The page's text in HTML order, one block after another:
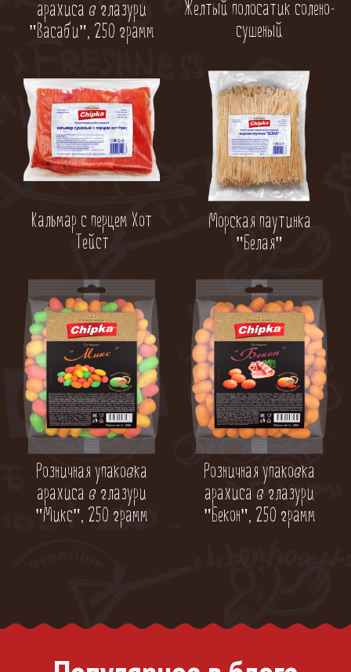
арахиса в глазури
"Васаби", 250 грамм
Желтый полосатик солено-
сушеный
Кальмар с перцем Хот
Тейст
Морская паутинка
"Белая"
Розничная упаковка
арахиса в глазури
"Микс", 250 грамм
Розничная упаковка
арахиса в глазури
"Бекон", 250 грамм